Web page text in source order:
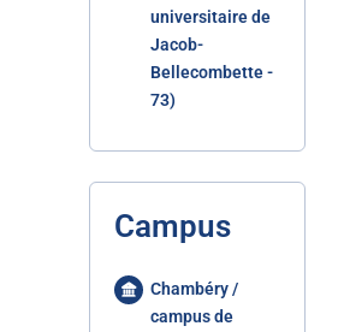
universitaire de
Jacob-
Bellecombette -
73)
Campus
Chambéry /
campus de